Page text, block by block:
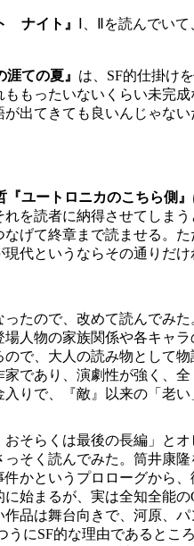
ナイト』
Ⅰ、Ⅱを読んでい
ての夏』 は、SF的仕掛け
もったいないくらい未完
出てきても良いんじゃない
『ユートロニカのこちら側』
を読者に納得させてしま
げて終章まで読ませる。
代というならその通りだ
ったので、改めて読んでみ
人物の家族関係や各キャ
で、大人の読み物として
であり、演劇性が強く、
りで、『敵』以来の「老
そらくは最後の長編」と
そく読んでみた。筒井康隆
かというプロローグから
始まるが、実は全知全能
品は舞台向きで、河原、
にSF的な理由であると